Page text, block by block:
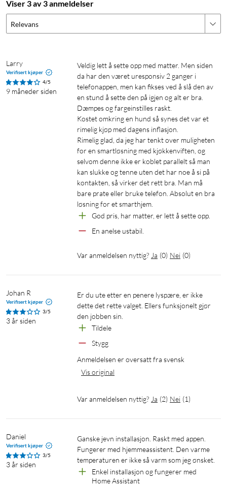
er nødvendig. Bare sett i kontakten til din nye belysning og
last ned WiZ-appen, så er det klart!
Styr WiZ-lyskildene dine via en smarttelefon, uansett hvor du
er. Nå trenger du ikke lure på om du glemte å slukke lysene når
du gikk hjemmefra. WiZ-appen er tilgjengelig på iOS og
Smart lysregulering via app, tale eller dimmer
Senk lysstyrken til ønsket nivå ved hjelp av smarttelefonen,
WiZmote eller stemmen. Du trenger ikke installere en dyr
Automatiser lyskildene ved hjelp av
Tilpass scener med forhåndsprogrammerte
dynamiske lysinnstillinger
Bland fargesterke og hvite lysinnstillinger for å skap den
perfekte stemningen. Lagre innstillingene og aktiver dem når
som helst ved hjelp av appen, WiZmote eller stemmen.
Energiovervåking
WiZ-appen holder oversikt over lyskildenes strømforbruk. Du
belysningen, slik at du kan optimere strømforbruket.
Shortcuts
Styr lyskildene ved å bruke tale og Google Assistent, Amazon
Alexa eller Siri Shortcuts. Bruk enkle talekommandoer for å
tenne og slukke lyskildene, øke lysstyrken, dimme, endre farge
Viser 3 av 3 anmeldelser
Relevans
Larry
Verifisert kjøper
4/5
9 måneder siden
Veldig lett å sette opp med matter. Men siden
da har den været uresponsiv 2 ganger i
telefonappen, men kan fikses ved å slå den av
en stund å sette den på igjen og alt er bra.
Dæmpes og fargeinstilles raskt.
Kostet omkring en hund så synes det var et
rimelig kjøp med dagens inflasjon.
Rimelig glad, da jeg har tenkt over muligheten
for en smartløsning med kjøkkenviften, og
selvom denne ikke er koblet parallelt så man
kan slukke og tenne uten det har noe å si på
kontakten, så virker det rett bra. Man må
bare prate eller bruke telefon. Absolut en bra
løsning for et smarthjem.
God pris, har matter, er lett å sette opp.
En anelse ustabil.
Var anmeldelsen nyttig? Ja (0) Nei (0)
Johan R
Verifisert kjøper
3/5
3 år siden
Er du ute etter en penere lyspære, er ikke
dette det rette valget. Ellers funksjonelt gjør
den jobben sin.
Tildele
Stygg
Anmeldelsen er oversatt fra svensk
Vis original
Var anmeldelsen nyttig? Ja (2) Nei (1)
Daniel
Verifisert kjøper
3/5
3 år siden
Ganske jevn installasjon. Raskt med appen.
Fungerer med hjemmeassistent. Den varme
temperaturen er ikke så varm som jeg ønsket.
Enkel installasjon og fungerer med
Home Assistant